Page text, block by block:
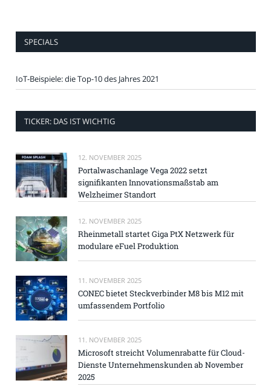
SPECIALS
IoT-Beispiele: die Top-10 des Jahres 2021
TICKER: DAS IST WICHTIG
12. NOVEMBER 2025
Portalwaschanlage Vega 2022 setzt
signifikanten Innovationsmaßstab am
Welzheimer Standort
12. NOVEMBER 2025
Rheinmetall startet Giga PtX Netzwerk für
modulare eFuel Produktion
11. NOVEMBER 2025
CONEC bietet Steckverbinder M8 bis M12 mit
umfassendem Portfolio
11. NOVEMBER 2025
Microsoft streicht Volumenrabatte für Cloud-
Dienste Unternehmenskunden ab November
2025